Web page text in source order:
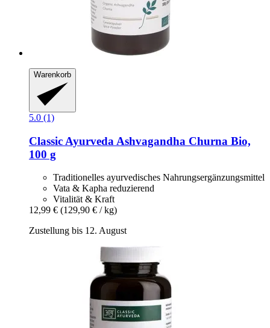
Warenkorb
5.0 (1)
Classic Ayurveda Ashvagandha Churna Bio,
100 g
Traditionelles ayurvedisches Nahrungsergänzungsmittel
Vata & Kapha reduzierend
Vitalität & Kraft
12,99 € (129,90 € / kg)
Zustellung bis 12. August